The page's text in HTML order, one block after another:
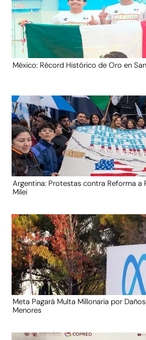
México: Récord Histórico de Oro en
Argentina: Protestas contra Reforma a
Milei
Meta Pagará Multa Millonaria por
Menores